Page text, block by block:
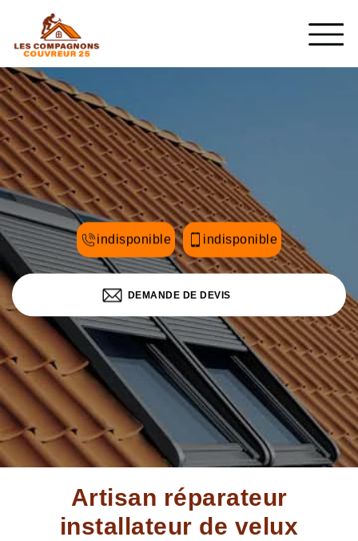
indisponible indisponible
DEMANDE DE DEVIS
Artisan réparateur
installateur de velux